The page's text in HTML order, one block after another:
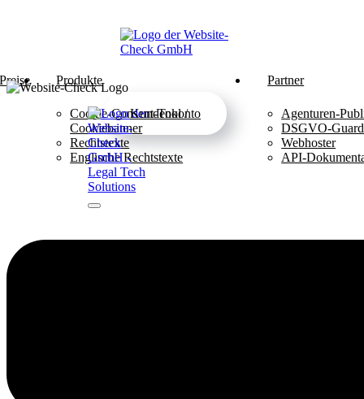
Preise Produkte
Cookie-Consent-Tool /
Cookiebanner
Rechtstexte
Englische Rechtstexte
Partner
Agenturen-
DSGVO-Guard
Webhoster
API-
Kundenkonto